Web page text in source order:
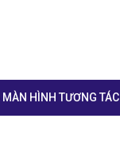
HÌNH TƯƠNG TÁC